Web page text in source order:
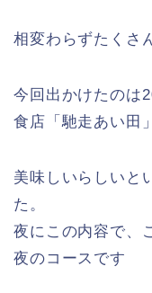
相変わらずたくさ
今回出かけたのは
食店「馳走あい田」
美味しいらしいと
た。
夜にこの内容で、
夜のコースです